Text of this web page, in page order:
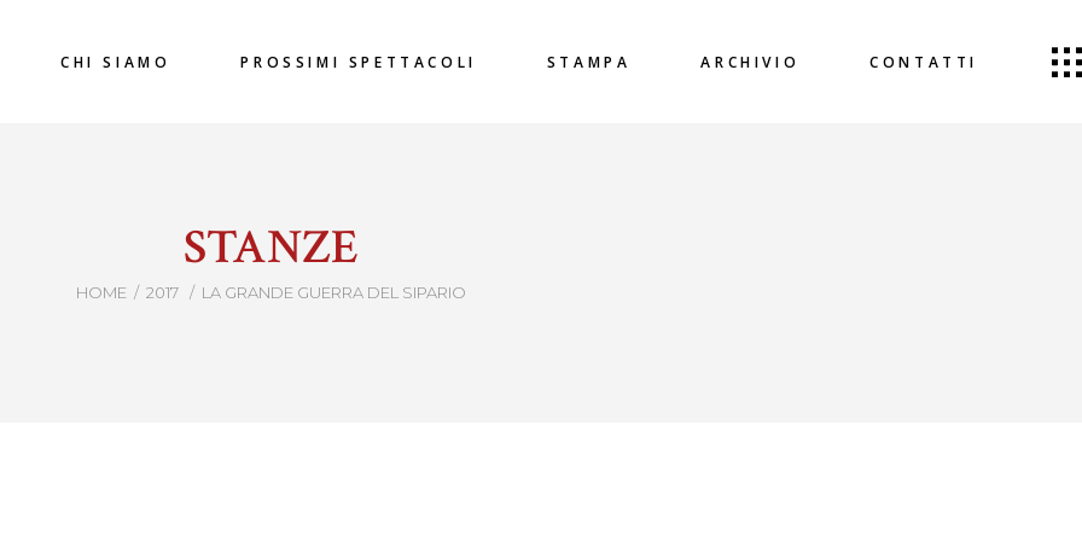
CHI SIAMO PROSSIMI SPETTACOLI STAMPA ARCHIVIO CONTATTI
STANZE
HOME / 2017 / LA GRANDE GUERRA DEL SIPARIO